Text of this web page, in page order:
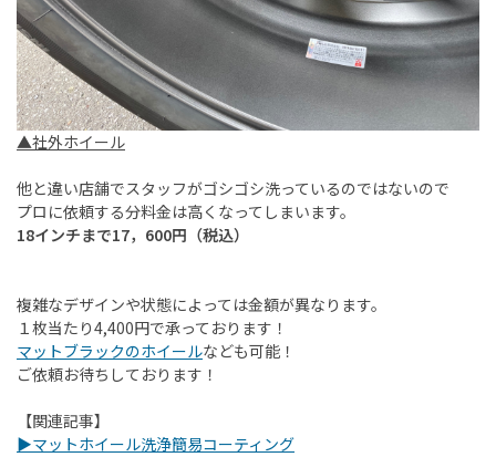
▲社外ホイール
他と違い店舗でスタッフがゴシゴシ洗っているのではないので
プロに依頼する分料金は高くなってしまいます。
18インチまで17，600円（税込）
複雑なデザインや状態によっては金額が異なります。
１枚当たり4,400円で承っております！
マットブラックのホイールなども可能！
ご依頼お待ちしております！
【関連記事】
▶マットホイール洗浄簡易コーティング